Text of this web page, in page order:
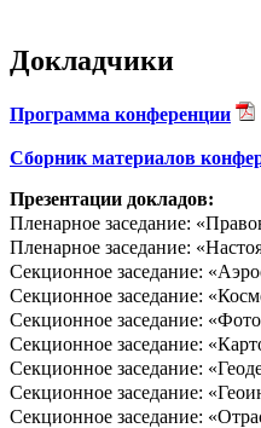
Докладчики
Программа конференции
Сборник материалов
Презентации докладов:
Пленарное заседание:
Пленарное заседание:
Секционное заседание:
Секционное заседание:
Секционное заседание:
Секционное заседание:
Секционное заседание:
Секционное заседание:
Секционное заседание: